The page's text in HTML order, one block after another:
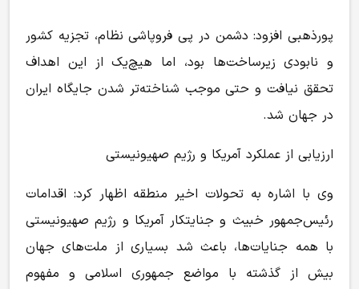
پورذهبی افزود: دشمن در پی فروپاشی نظام، تجزیه کشور
و نابودی زیرساخت‌ها بود، اما هیچ‌یک از این اهداف
تحقق نیافت و حتی موجب شناخته‌تر شدن جایگاه ایران
در جهان شد.
ارزیابی از عملکرد آمریکا و رژیم صهیونیستی
وی با اشاره به تحولات اخیر منطقه اظهار کرد: اقدامات
رئیس‌جمهور خبیث و جنایتکار آمریکا و رژیم صهیونیستی
با همه جنایات‌ها، باعث شد بسیاری از ملت‌های جهان
بیش از گذشته با مواضع جمهوری اسلامی و مفهوم